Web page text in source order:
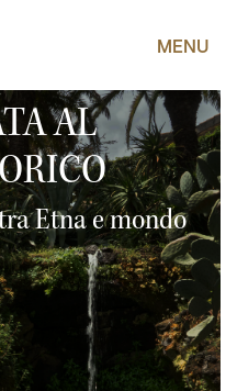
MENU
AL
Etna e mondo